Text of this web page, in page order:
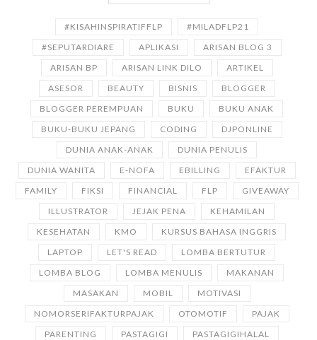
#KISAHINSPIRATIFFLP
#MILADFLP21
#SEPUTARDIARE
APLIKASI
ARISAN BLOG 3
ARISAN BP
ARISAN LINK DILO
ARTIKEL
ASESOR
BEAUTY BISNIS
BLOGGER
BLOGGER PEREMPUAN
BUKU
BUKU ANAK
BUKU-BUKU JEPANG
CODING
DJPONLINE
DUNIA ANAK-ANAK
DUNIA PENULIS
DUNIA WANITA
E-NOFA EBILLING
EFAKTUR
FAMILY
FIKSI FINANCIAL FLP
GIVEAWAY
ILLUSTRATOR
JEJAK PENA
KEHAMILAN
KESEHATAN
KMO
KURSUS BAHASA INGGRIS
LAPTOP
LET'S READ
LOMBA BERTUTUR
LOMBA BLOG
LOMBA MENULIS
MAKANAN
MASAKAN
MOBIL
MOTIVASI
NOMORSERIFAKTURPAJAK
OTOMOTIF
PAJAK
PARENTING
PASTAGIGI
PASTAGIGIHALAL